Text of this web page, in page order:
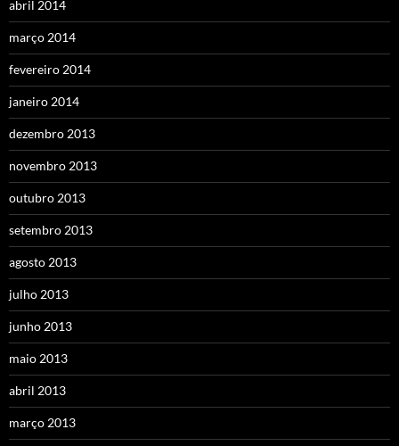
abril 2014
março 2014
fevereiro 2014
janeiro 2014
dezembro 2013
novembro 2013
outubro 2013
setembro 2013
agosto 2013
julho 2013
junho 2013
maio 2013
abril 2013
março 2013